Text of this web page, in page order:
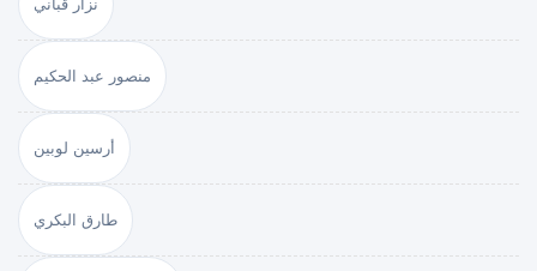
منصور عبد الحكيم
أرسين لوبين
طارق البكري